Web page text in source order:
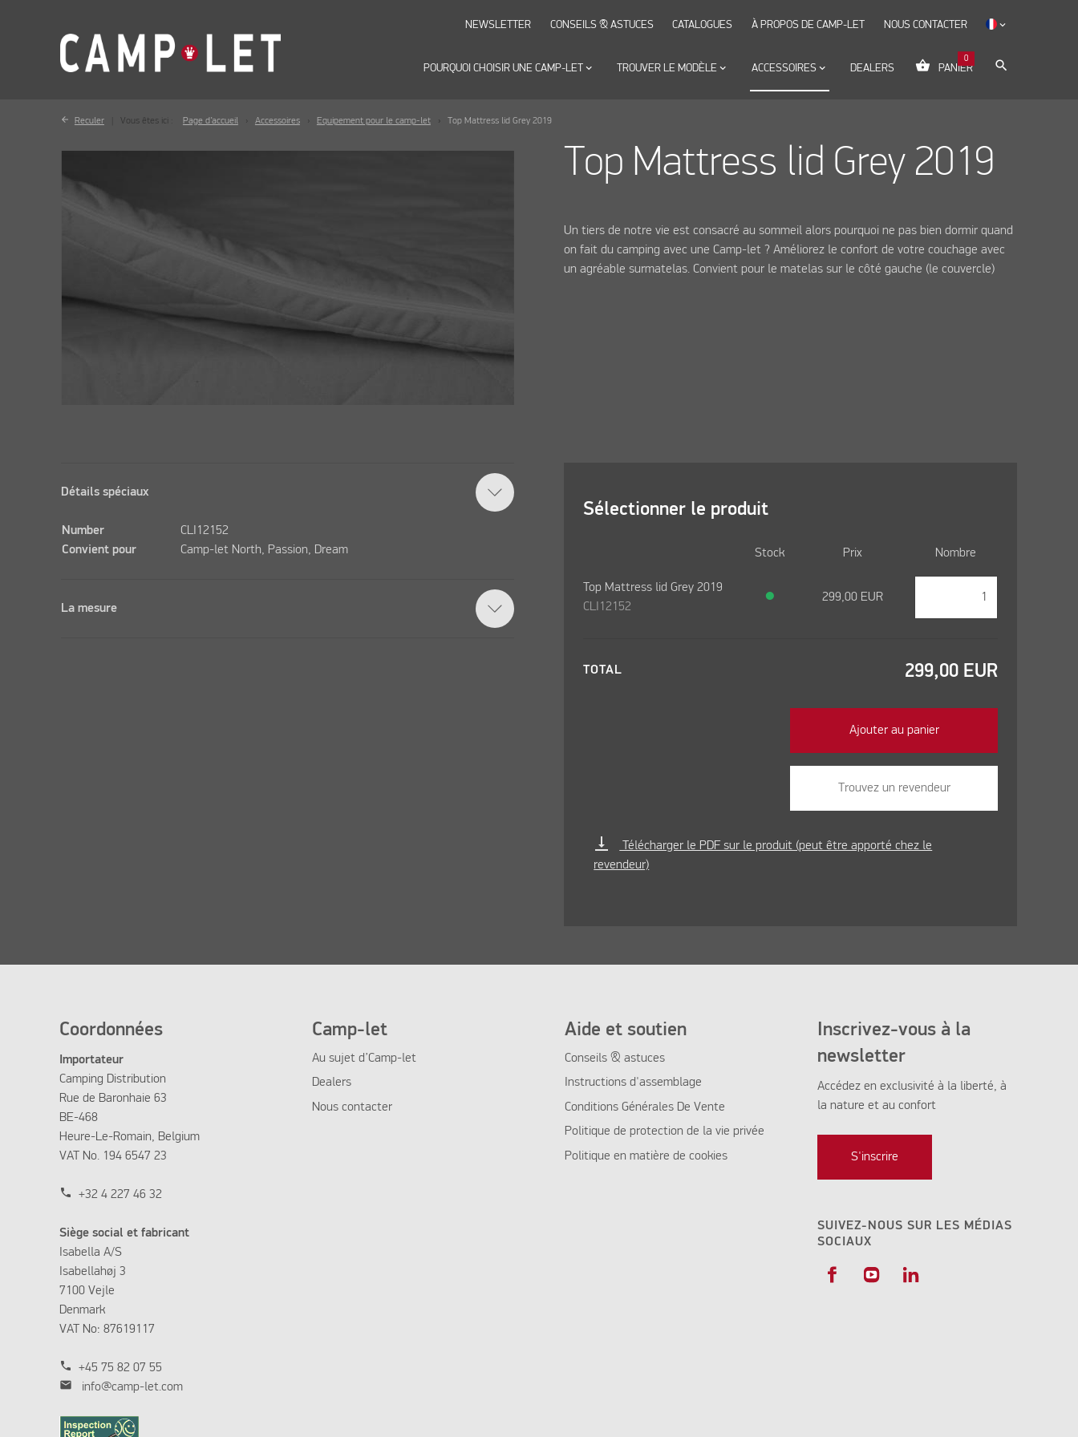
POURQUOI CHOISIR UNE CAMP-LETkeyboard_arrow_down TROUVER LE MODÈLE keyboard_arrow_down ACCESSOIRESkeyboard_arrow_down DEALERS shopping_basket PANIER
0
search
NEWSLETTER CONSEILS & ASTUCES CATALOGUES À PROPOS DE CAMP-LET NOUS CONTACTER keyboard_arrow_down
Reculer Vous êtes ici : Page d’accueil Accessoires Equipement pour le camp-let Top Mattress lid Grey 2019
Top Mattress lid Grey 2019
Un tiers de notre vie est consacré au sommeil alors pourquoi ne pas bien dormir quand
on fait du camping avec une Camp-let ? Améliorez le confort de votre couchage avec
un agréable surmatelas. Convient pour le matelas sur le côté gauche (le couvercle)
Sélectionner le produit
Stock Prix Nombre
Top Mattress lid Grey 2019
CLI12152
● 299,00 EUR
TOTAL 299,00 EUR
Ajouter au panier
Trouvez un revendeur
vertical_align_bottom
Télécharger le PDF sur le produit (peut être apporté chez le
revendeur)
Détails spéciaux
Number
CLI12152
Convient pour
Camp-let North, Passion, Dream
La mesure
Coordonnées
Importateur
Camping Distribution
Rue de Baronhaie 63
BE-468
Heure-Le-Romain, Belgium
VAT No. 194 6547 23
phone +32 4 227 46 32
Siège social et fabricant
Isabella A/S
Isabellahøj 3
7100 Vejle
Denmark
VAT No: 87619117
phone +45 75 82 07 55
mail info@camp-let.com
Camp-let
Au sujet d’Camp-let
Dealers
Nous contacter
Aide et soutien
Conseils & astuces
Instructions d'assemblage
Conditions Générales De Vente
Politique de protection de la vie privée
Politique en matière de cookies
Inscrivez-vous à la
newsletter
Accédez en exclusivité à la liberté, à
la nature et au confort
S'inscrire
SUIVEZ-NOUS SUR LES MÉDIAS
SOCIAUX